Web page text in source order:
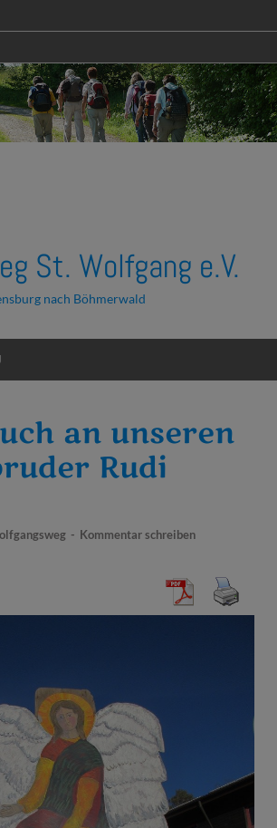
St. Wolfgang e.V.
nach Böhmerwald
an unseren
Rudi
- Kommentar schreiben